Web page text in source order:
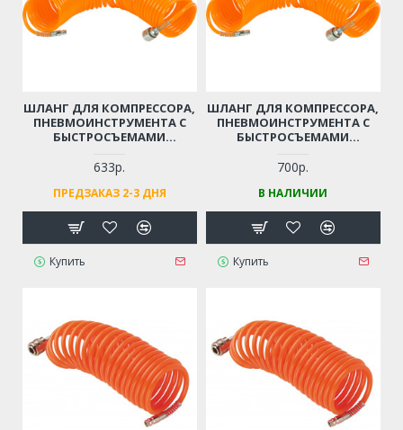
ШЛАНГ ДЛЯ КОМПРЕССОРА,
ПНЕВМОИНСТРУМЕНТА С
БЫСТРОСЪЕМАМИ
15 М)
633р.
ПРЕДЗАКАЗ 2-3 ДНЯ
Купить
ШЛАНГ ДЛЯ КОМПРЕССОРА,
ПНЕВМОИНСТРУМЕНТА С
БЫСТРОСЪЕМАМИ
20 М)
700р.
В НАЛИЧИИ
Купить